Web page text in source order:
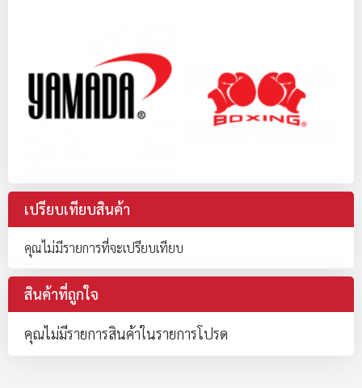
เปรียบเทียบสินค้า
คุณไม่มีรายการที่จะเปรียบเทียบ
สินค้าที่ถูกใจ
คุณไม่มีรายการสินค้าในรายการโปรด